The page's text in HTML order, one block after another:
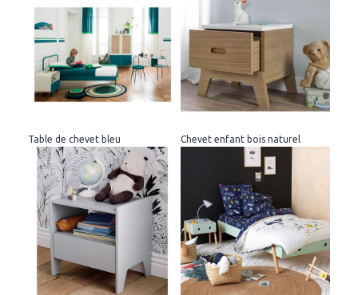
Table de chevet bleu Chevet enfant bois naturel